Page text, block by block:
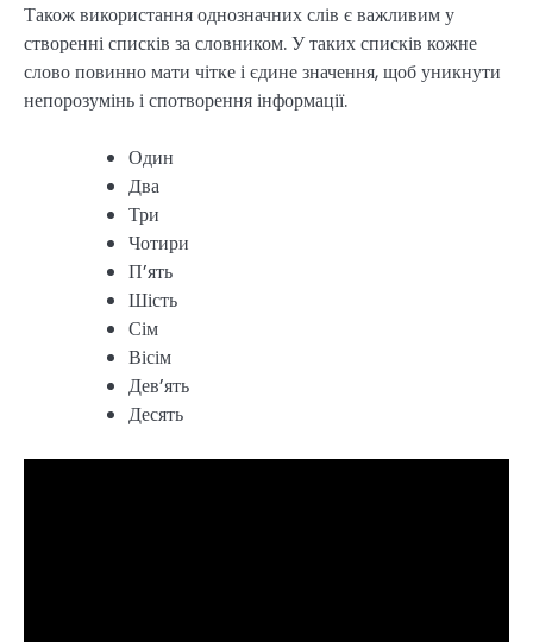
Також використання однозначних слів є важливим у
створенні списків за словником. У таких списків кожне
слово повинно мати чітке і єдине значення, щоб уникнути
непорозумінь і спотворення інформації.
Один
Два
Три
Чотири
П’ять
Шість
Сім
Вісім
Дев’ять
Десять